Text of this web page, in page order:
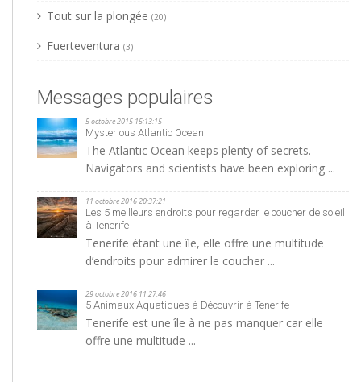
Tout sur la plongée (20)
Fuerteventura (3)
Messages populaires
5 octobre 2015 15:13:15
Mysterious Atlantic Ocean
The Atlantic Ocean keeps plenty of secrets.
Navigators and scientists have been exploring ...
11 octobre 2016 20:37:21
Les 5 meilleurs endroits pour regarder le coucher de soleil
à Tenerife
Tenerife étant une île, elle offre une multitude
d’endroits pour admirer le coucher ...
29 octobre 2016 11:27:46
5 Animaux Aquatiques à Découvrir à Tenerife
Tenerife est une île à ne pas manquer car elle
offre une multitude ...